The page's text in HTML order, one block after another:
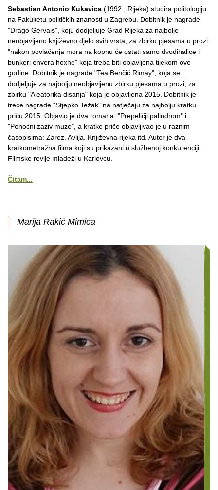
Sebastian Antonio Kukavica (1992., Rijeka) studira politologiju
na Fakultetu političkih znanosti u Zagrebu. Dobitnik je nagrade
"Drago Gervais", koju dodjeljuje Grad Rijeka za najbolje
neobjavljeno književno djelo svih vrsta, za zbirku pjesama u prozi
"nakon povlačenja mora na kopnu će ostati samo dvodihalice i
bunkeri envera hoxhe" koja treba biti objavljena tijekom ove
godine. Dobitnik je nagrade "Tea Benčić Rimay", koja se
dodjeljuje za najbolju neobjavljenu zbirku pjesama u prozi, za
zbirku "Aleatorika disanja" koja je objavljena 2015. Dobitnik je
treće nagrade "Stjepko Težak" na natječaju za najbolju kratku
priču 2015. Objavio je dva romana: "Prepeličji palindrom" i
"Ponoćni zaziv muze", a kratke priče objavljivao je u raznim
časopisima: Zarez, Avlija, Književna rijeka itd. Autor je dva
kratkometražna filma koji su prikazani u službenoj konkurenciji
Filmske revije mladeži u Karlovcu.
Čitam...
Marija Rakić Mimica